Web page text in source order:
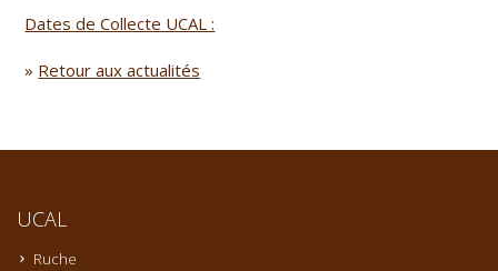
Dates de Collecte UCAL :
» Retour aux actualités
UCAL
Ruche